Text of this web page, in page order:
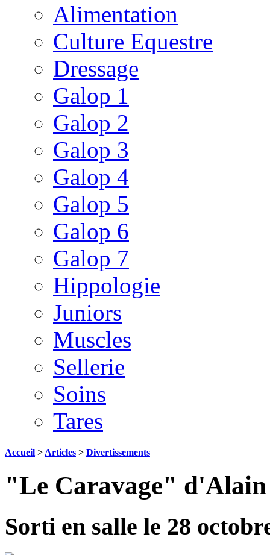
Alimentation
Culture Equestre
Dressage
Galop 1
Galop 2
Galop 3
Galop 4
Galop 5
Galop 6
Galop 7
Hippologie
Juniors
Muscles
Sellerie
Soins
Tares
Accueil > Articles > Divertissements
"Le Caravage" d'Alain
Sorti en salle le 28